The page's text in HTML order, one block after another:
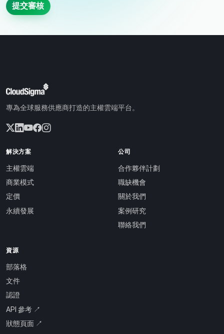
提交審核
專為全球服務供應商打造的主權雲端平台。
解決方案
主權雲端
商業模式
定價
永續發展
公司
合作夥伴計劃
職缺機會
關於我們
案例研究
聯絡我們
資源
部落格
文件
認證
API 參考 ↗
狀態頁面 ↗